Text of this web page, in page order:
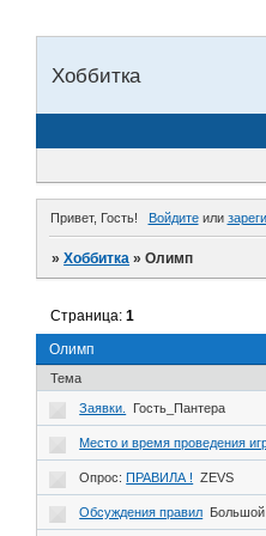
Хоббитка
Привет, Гость! Войдитеили
»Хоббитка »Олимп
Олимп
Страница:1
Тема
Заявки. Гость_Пантера
Место и время проведения
Опрос: ПРАВИЛА ! ZEVS
Обсуждения правил